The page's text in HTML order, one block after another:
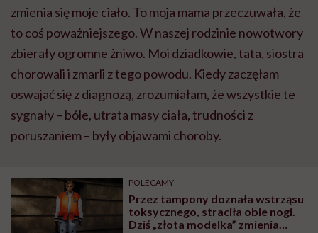
zmienia się moje ciało. To moja mama przeczuwała, że
to coś poważniejszego. W naszej rodzinie nowotwory
zbierały ogromne żniwo. Moi dziadkowie, tata, siostra
chorowali i zmarli z tego powodu. Kiedy zaczęłam
oswajać się z diagnozą, zrozumiałam, że wszystkie te
sygnały – bóle, utrata masy ciała, trudności z
poruszaniem – były objawami choroby.
POLECAMY
Przez tampony doznała wstrząsu
toksycznego, straciła obie nogi.
Dziś „złota modelka” zmienia